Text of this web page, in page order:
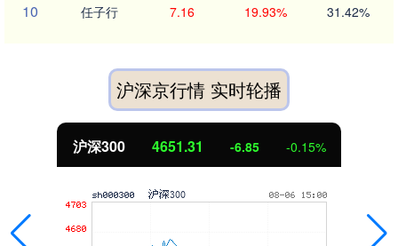
10 任子行 7.16 19.93% 31.42%
沪深京行情 实时轮播
沪深300 4651.31 -6.85 -0.15%